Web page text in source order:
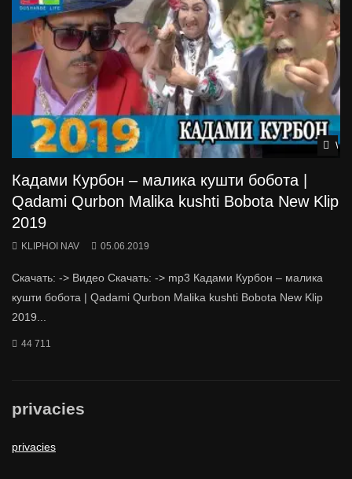
Кадами Курбон – малика кушти бобота |
Qadami Qurbon Malika kushti Bobota New Klip
2019
KLIPHOI NAV 05.06.2019
Скачать: -> Видео Скачать: -> mp3 Кадами Курбон – малика
кушти бобота | Qadami Qurbon Malika kushti Bobota New Klip
2019...
44 711
privacies
privacies